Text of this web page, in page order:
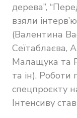
дерева”,
взяли
(Валентина
Сеїтаблаєва,
Малащука та
та ін). Роботи
спецпроєкту
Інтенсиву